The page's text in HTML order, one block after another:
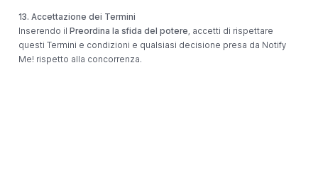
13. Accettazione dei Termini
Inserendo il Preordina la sfida del potere , accetti di rispettare
questi Termini e condizioni e qualsiasi decisione presa da Notify
Me! rispetto alla concorrenza.